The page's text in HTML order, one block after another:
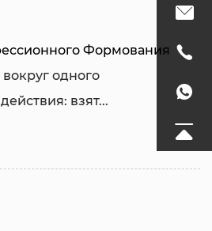
Формования
одного
взят...